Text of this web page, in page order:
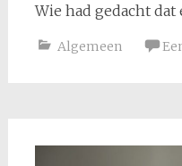
Wie had gedacht dat
Algemeen